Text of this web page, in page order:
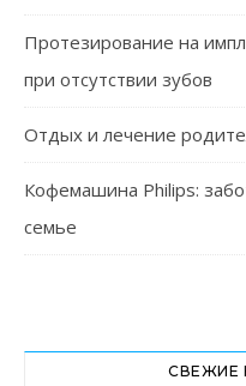
Протезирование на
при отсутствии зубов
Отдых и лечение
Кофемашина Philips:
семье
СВЕЖИЕ